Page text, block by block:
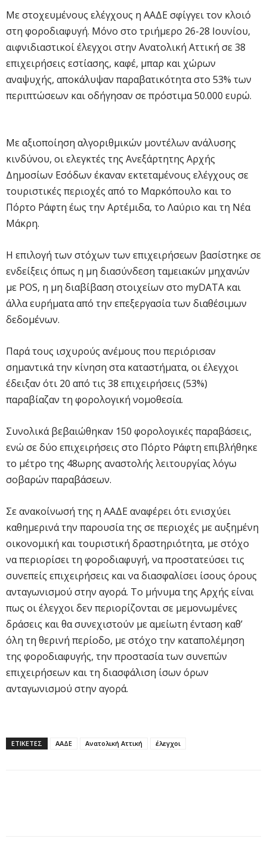
Με στοχευμένους ελέγχους η ΑΑΔΕ σφίγγει τον κλοιό
στη φοροδιαφυγή. Μόνο στο τριήμερο 26-28 Ιουνίου,
αιφνιδιαστικοί έλεγχοι στην Ανατολική Αττική σε 38
επιχειρήσεις εστίασης, καφέ, μπαρ και χώρων
αναψυχής, αποκάλυψαν παραβατικότητα στο 53% των
περιπτώσεων και οδήγησαν σε πρόστιμα 50.000 ευρώ.
Με αξιοποίηση αλγοριθμικών μοντέλων ανάλυσης
κινδύνου, οι ελεγκτές της Ανεξάρτητης Αρχής
Δημοσίων Εσόδων έκαναν εκτεταμένους ελέγχους σε
τουριστικές περιοχές από το Μαρκόπουλο και το
Πόρτο Ράφτη έως την Αρτέμιδα, το Λαύριο και τη Νέα
Μάκρη.
Η επιλογή των στόχων των επιχειρήσεων βασίστηκε σε
ενδείξεις όπως η μη διασύνδεση ταμειακών μηχανών
με POS, η μη διαβίβαση στοιχείων στο myDATA και
άλλα ευρήματα από την επεξεργασία των διαθέσιμων
δεδομένων.
Παρά τους ισχυρούς ανέμους που περιόρισαν
σημαντικά την κίνηση στα καταστήματα, οι έλεγχοι
έδειξαν ότι 20 από τις 38 επιχειρήσεις (53%)
παραβίαζαν τη φορολογική νομοθεσία.
Συνολικά βεβαιώθηκαν 150 φορολογικές παραβάσεις,
ενώ σε δύο επιχειρήσεις στο Πόρτο Ράφτη επιβλήθηκε
το μέτρο της 48ωρης αναστολής λειτουργίας λόγω
σοβαρών παραβάσεων.
Σε ανακοίνωσή της η ΑΑΔΕ αναφέρει ότι ενισχύει
καθημερινά την παρουσία της σε περιοχές με αυξημένη
οικονομική και τουριστική δραστηριότητα, με στόχο
να περιορίσει τη φοροδιαφυγή, να προστατεύσει τις
συνεπείς επιχειρήσεις και να διασφαλίσει ίσους όρους
ανταγωνισμού στην αγορά. Το μήνυμα της Αρχής είναι
πως οι έλεγχοι δεν περιορίζονται σε μεμονωμένες
δράσεις και θα συνεχιστούν με αμείωτη ένταση καθ’
όλη τη θερινή περίοδο, με στόχο την καταπολέμηση
της φοροδιαφυγής, την προστασία των συνεπών
επιχειρήσεων και τη διασφάλιση ίσων όρων
ανταγωνισμού στην αγορά.
ΕΤΙΚΕΤΕΣ ΑΑΔΕ Ανατολική Αττική έλεγχοι